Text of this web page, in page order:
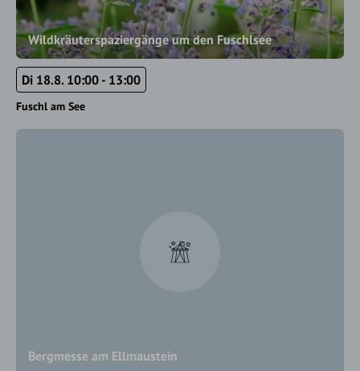
Wildkräuterspaziergänge um den Fuschlsee
Di 18.8. 10:00 - 13:00
Fuschl am See
Bergmesse am Ellmaustein